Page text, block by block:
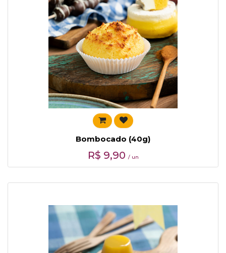
Bombocado (40g)
R$ 9,90 / un